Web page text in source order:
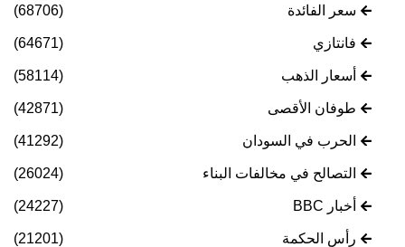
سعر الفائدة (68706)
فانتازي (64671)
أسعار الذهب (58114)
طوفان الأقصى (42871)
الحرب في السودان (41292)
التصالح في مخالفات البناء (26024)
أخبار BBC (24227)
رأس الحكمة (21201)